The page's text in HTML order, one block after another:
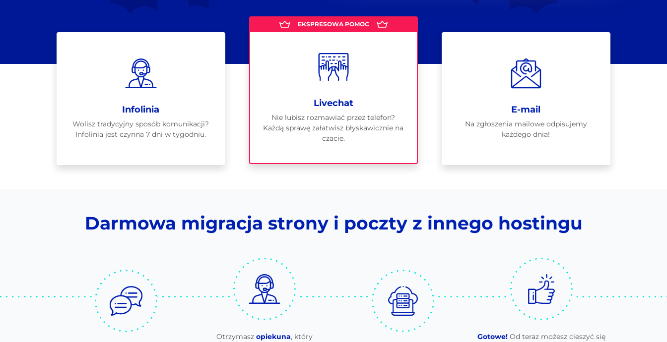
Infolinia
Wolisz tradycyjny sposób komunikacji?
Infolinia jest czynna 7 dni w tygodniu.
Livechat
Nie lubisz rozmawiać przez telefon?
Każdą sprawę załatwisz błyskawicznie na
czacie.
E-mail
Na zgłoszenia mailowe odpisujemy
każdego dnia!
Darmowa migracja strony i poczty z innego hostingu
Otrzymasz opiekuna, który
Gotowe!Od teraz możesz cieszyć się